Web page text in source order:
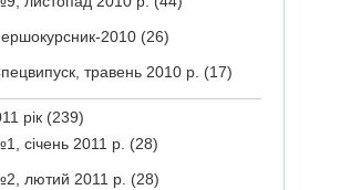
2010 (26)
травень 2010 р. (17)
рік (239)
січень 2011 р. (28)
лютий 2011 р. (28)